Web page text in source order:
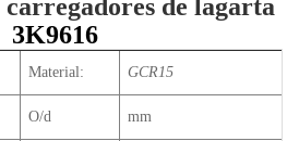
carregadores de lagarta
3K9616
Material: GCR15
O/d mm